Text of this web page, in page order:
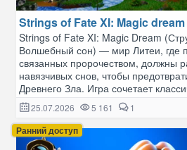
Strings of Fate XI: Magic dream
Strings of Fate XI: Magic Dream
Волшебный сон) — мир Литеи, где
связанных пророчеством, должны
навязчивых снов, чтобы
Древнего Зла. Игра сочетает
25.07.2026 5 161 1
Ранний доступ